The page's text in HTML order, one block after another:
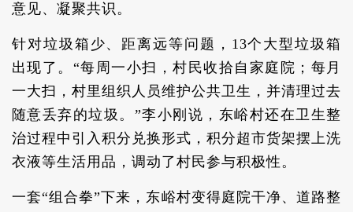
意见、凝聚共识。
针对垃圾箱少、距离远等问题，13个大型垃圾箱
出现了。“每周一小扫，村民收拾自家庭院；每月
一大扫，村里组织人员维护公共卫生，并清理过去
随意丢弃的垃圾。”李小刚说，东峪村还在卫生整
治过程中引入积分兑换形式，积分超市货架摆上洗
衣液等生活用品，调动了村民参与积极性。
一套“组合拳”下来，东峪村变得庭院干净、道路整